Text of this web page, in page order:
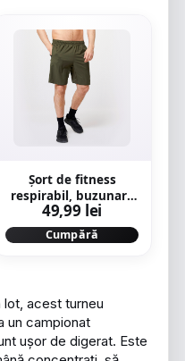
Șort de fitness
respirabil, buzunare
cu fermoar, kaki,
bărbați
49,99 lei
Cumpără
lot, acest turneu
un campionat
ușor de digerat. Este